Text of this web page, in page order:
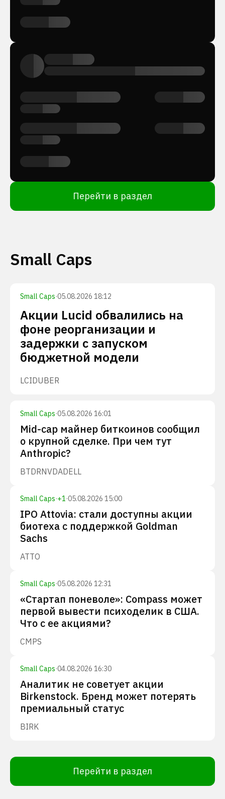
Перейти в раздел
Small Caps
Small Caps·05.08.2026 18:12
Акции Lucid обвалились на
фоне реорганизации и
задержки с запуском
бюджетной модели
LCIDUBER
Small Caps·05.08.2026 16:01
Mid-cap майнер биткоинов сообщил
о крупной сделке. При чем тут
Anthropic?
BTDRNVDADELL
Small Caps·+1·05.08.2026 15:00
IPO Attovia: стали доступны акции
биотеха с поддержкой Goldman
Sachs
ATTO
Small Caps·05.08.2026 12:31
«Стартап поневоле»: Compass может
первой вывести психоделик в США.
Что с ее акциями?
CMPS
Small Caps·04.08.2026 16:30
Аналитик не советует акции
Birkenstock. Бренд может потерять
премиальный статус
BIRK
Перейти в раздел